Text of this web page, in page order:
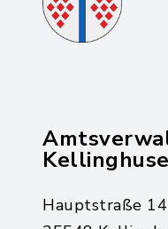
Hauptstraße 14